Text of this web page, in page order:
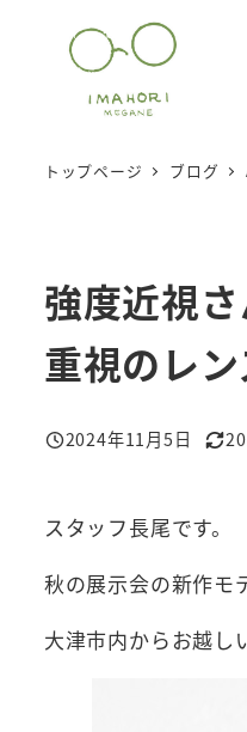
トップページ ブログ
強度近視
重視のレ
投稿日
2024年11月5日
更新
スタッフ長尾です。
秋の展示会の新作モ
大津市内からお越し